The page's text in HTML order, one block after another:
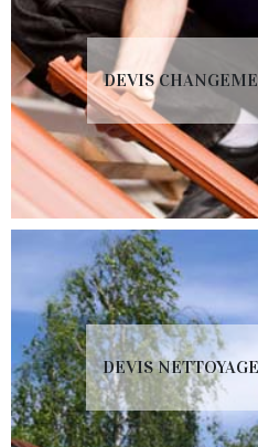
DEVIS
DEVIS